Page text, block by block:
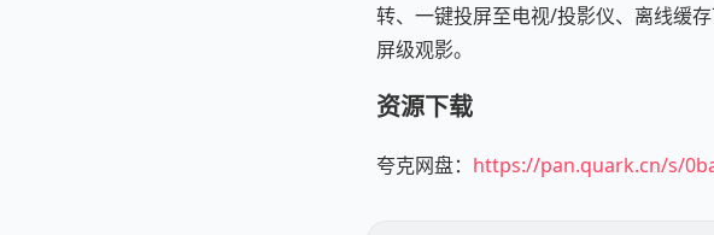
转、一键投屏至电视/投影仪、离线缓
屏级观影。
资源下载
夸克网盘： https://pan.quark.cn/s/